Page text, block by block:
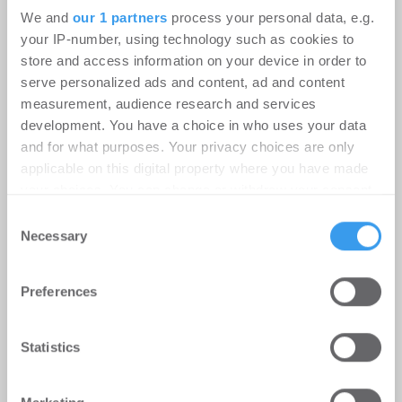
We and our 1 partners process your personal data, e.g.
your IP-number, using technology such as cookies to
store and access information on your device in order to
serve personalized ads and content, ad and content
measurement, audience research and services
development. You have a choice in who uses your data
and for what purposes. Your privacy choices are only
applicable on this digital property where you have made
the Privacy trigger icon.
Find out more about how your personal data is processed
and set your preferences in the
We use cookies to personalise content and ads, to
provide social media features and to analyse our traffic.
Selection
Necessary
Preferences
Statistics
Ingeborg-Warschke-Nachwuchspreis
2026 – Bewerbung bis 2. August
möglich – Bundesbauministerin
Verena Hubertz abermals
Login für den ganzen Artikel Wenn noch nicht